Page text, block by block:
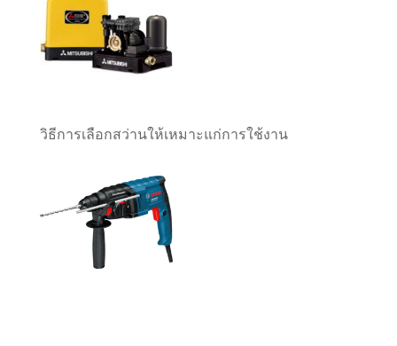
วิธีการเลือกสว่านให้เหมาะแก่การใช้งาน